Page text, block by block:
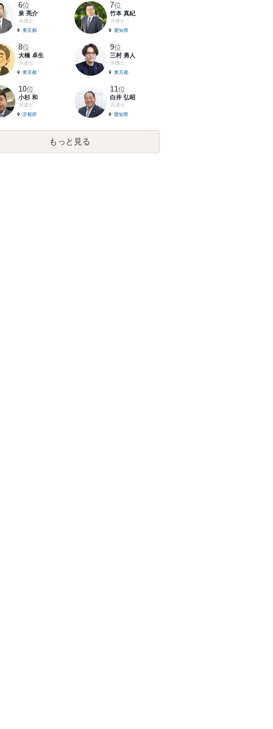
6位
泉 亮介
弁護士
東京都
7位
竹本 真紀
弁護士
愛知県
8位
大橋 卓生
弁護士
東京都
9位
三村 勇人
弁護士
東京都
10位
小杉 和
弁護士
京都府
11位
白井 弘昭
弁護士
愛知県
もっと見る